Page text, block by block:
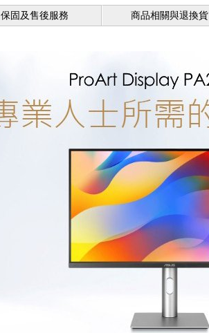
保固及售後服務 商品相關與退換貨